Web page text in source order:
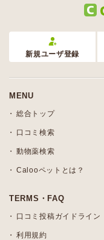
新規ユーザ登録
MENU
総合トップ
口コミ検索
動物薬検索
Calooペットとは？
TERMS・FAQ
口コミ投稿ガイドライン
利用規約